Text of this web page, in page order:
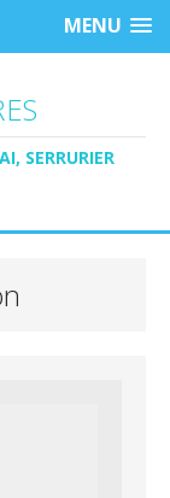
MENU
SERRURIER